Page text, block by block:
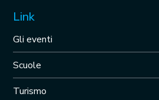
Link
Gli eventi
Scuole
Turismo